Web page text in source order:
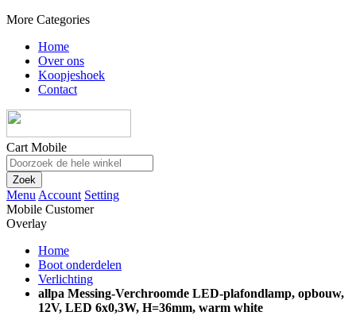
More Categories
Home
Over ons
Koopjeshoek
Contact
Cart Mobile
Zoek
Menu Account Setting
Mobile Customer
Overlay
Home
Boot onderdelen
Verlichting
allpa Messing-Verchroomde LED-plafondlamp, opbouw,
12V, LED 6x0,3W, H=36mm, warm white